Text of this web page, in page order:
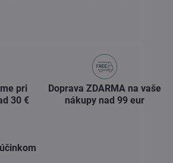
pri
30 €
Doprava ZDARMA na vaše
nákupy nad 99 eur